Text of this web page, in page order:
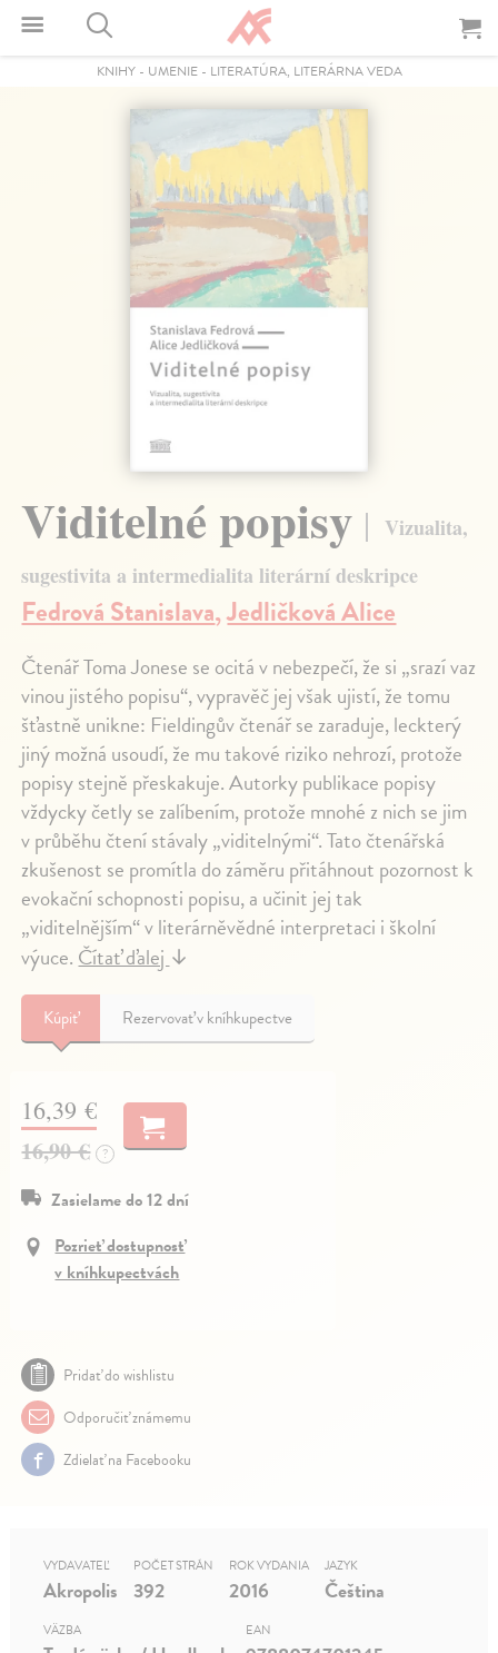
KNIHY- UMENIE- LITERATÚRA, LITERÁRNA VEDA
Viditelné popisy
Vizualita,
sugestivita a intermedialita literární deskripce
Fedrová Stanislava,Jedličková Alice
Čtenář Toma Jonese se ocitá v nebezpečí, že si „srazí vaz
vinou jistého popisu“, vypravěč jej však ujistí, že tomu
šťastně unikne: Fieldingův čtenář se zaraduje, leckterý
jiný možná usoudí, že mu takové riziko nehrozí, protože
popisy stejně přeskakuje. Autorky publikace popisy
vždycky četly se zalíbením, protože mnohé z nich se jim
v průběhu čtení stávaly „viditelnými“. Tato čtenářská
zkušenost se promítla do záměru přitáhnout pozornost k
evokační schopnosti popisu, a učinit jej tak
„viditelnějším“ v literárněvědné interpretaci i školní
výuce.Čítať ďalej↓
Kúpiť Rezervovať v kníhkupectve
16,39 €
16,90 € ?
Zasielame do 12 dní
Pozrieť dostupnosť
v kníhkupectvách
Pridať do wishlistu
Odporučiť známemu
Zdielať na Facebooku
VYDAVATEĽ
Akropolis
POČET STRÁN
392
ROK VYDANIA
2016
JAZYK
Čeština
VÄZBA EAN